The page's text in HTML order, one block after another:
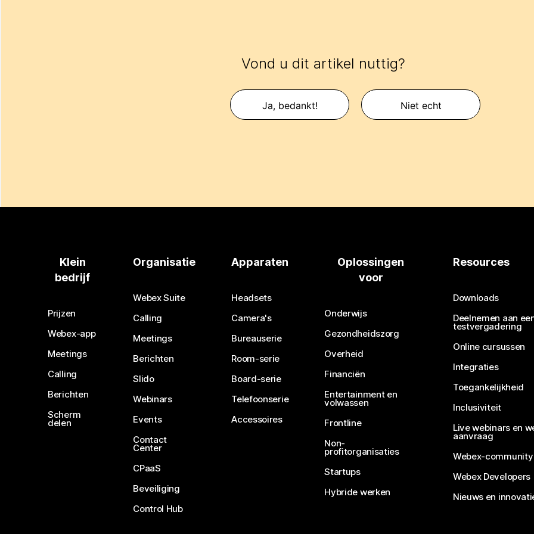
Vond u dit artikel nuttig?
Ja, bedankt! Niet echt
Klein
bedrijf
Prijzen
Webex-app
Meetings
Calling
Berichten
Scherm
delen
Organisatie
Webex Suite
Calling
Meetings
Berichten
Slido
Webinars
Events
Contact
Center
CPaaS
Beveiliging
Control Hub
Apparaten
Headsets
Camera's
Bureauserie
Room-serie
Board-serie
Telefoonserie
Accessoires
Oplossingen
voor
Onderwijs
Gezondheidszorg
Overheid
Financiën
Entertainment en
volwassen
Frontline
Non-
profitorganisaties
Startups
Hybride werken
Resources
Downloads
Deelnemen aan
testvergadering
Online cursussen
Integraties
Toegankelijkheid
Inclusiviteit
Live webinars en
aanvraag
Webex-community
Webex Developers
Nieuws en